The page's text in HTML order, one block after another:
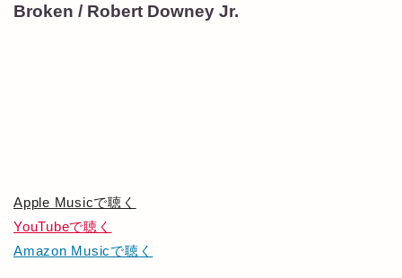
Broken / Robert Downey Jr.
Apple Musicで聴く
YouTubeで聴く
Amazon Musicで聴く